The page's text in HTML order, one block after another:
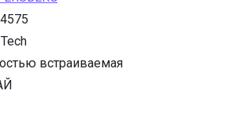
встраиваемая